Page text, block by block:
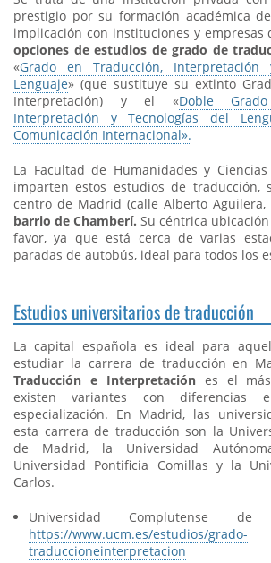
prestigio por su formación académica
implicación con instituciones y
opciones de estudios de grado de
«Grado en Traducción, Interpretación
Lenguaje» (que sustituye su extinto
Interpretación) y el «Doble
Interpretación y Tecnologías del
Comunicación Internacional».
La Facultad de Humanidades y
imparten estos estudios de traducción,
centro de Madrid (calle Alberto Aguilera,
barrio de Chamberí. Su céntrica
favor, ya que está cerca de varias
paradas de autobús, ideal para todos los
Estudios universitarios de traducción
La capital española es ideal para
estudiar la carrera de traducción en
Traducción e Interpretaciónes el más
existen variantes con
especialización. En Madrid, las
esta carrera de traducción son la
de Madrid, la Universidad
Universidad Pontificia Comillas y la
Carlos.
Universidad Complutense
https://www.ucm.es/estudios/grado-
traduccioneinterpretacion